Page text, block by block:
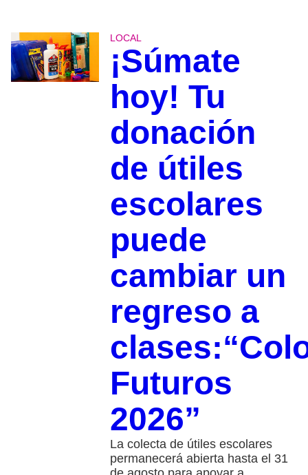
LOCAL
¡Súmate
hoy! Tu
donación
de útiles
escolares
puede
cambiar un
regreso a
Futuros
2026”
La colecta de útiles escolares
permanecerá abierta hasta el 31